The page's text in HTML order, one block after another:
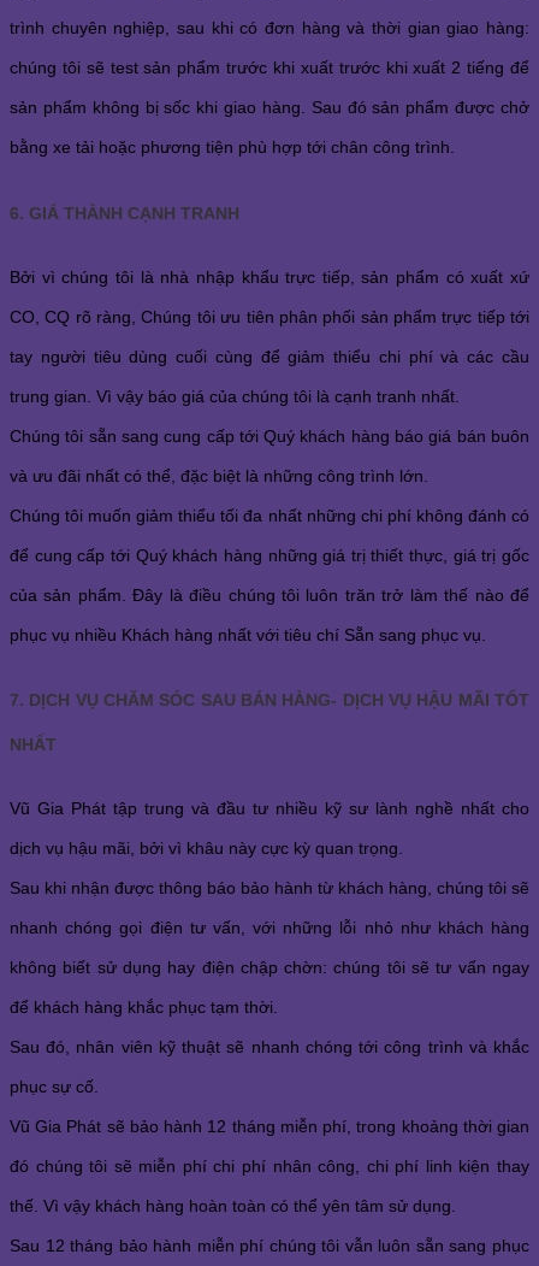
trình chuyên nghiệp, sau khi có đơn hàng và thời gian giao hàng:
chúng tôi sẽ test sản phẩm trước khi xuất trước khi xuất 2 tiếng để
sản phẩm không bị sốc khi giao hàng. Sau đó sản phẩm được chở
bằng xe tải hoặc phương tiện phù hợp tới chân công trình.
6. GIÁ THÀNH CẠNH TRANH
Bởi vì chúng tôi là nhà nhập khẩu trực tiếp, sản phẩm có xuất xứ
CO, CQ rõ ràng, Chúng tôi ưu tiên phân phối sản phẩm trực tiếp tới
tay người tiêu dùng cuối cùng để giảm thiểu chi phí và các cầu
trung gian. Vì vậy báo giá của chúng tôi là cạnh tranh nhất.
Chúng tôi sẵn sang cung cấp tới Quý khách hàng báo giá bán buôn
và ưu đãi nhất có thể, đặc biệt là những công trình lớn.
Chúng tôi muốn giảm thiểu tối đa nhất những chi phí không đánh có
để cung cấp tới Quý khách hàng những giá trị thiết thực, giá trị gốc
của sản phẩm. Đây là điều chúng tôi luôn trăn trở làm thế nào để
phục vụ nhiều Khách hàng nhất với tiêu chí Sẵn sang phục vụ.
7. DỊCH VỤ CHĂM SÓC SAU BÁN HÀNG- DỊCH VỤ HẬU MÃI TỐT
NHẤT
Vũ Gia Phát tập trung và đầu tư nhiều kỹ sư lành nghề nhất cho
dịch vụ hậu mãi, bởi vì khâu này cực kỳ quan trọng.
Sau khi nhận được thông báo bảo hành từ khách hàng, chúng tôi sẽ
nhanh chóng gọi điện tư vấn, với những lỗi nhỏ như khách hàng
không biết sử dụng hay điện chập chờn: chúng tôi sẽ tư vấn ngay
để khách hàng khắc phục tạm thời.
Sau đó, nhân viên kỹ thuật sẽ nhanh chóng tới công trình và khắc
phục sự cố.
Vũ Gia Phát sẽ bảo hành 12 tháng miễn phí, trong khoảng thời gian
đó chúng tôi sẽ miễn phí chi phí nhân công, chi phí linh kiện thay
thế. Vì vậy khách hàng hoàn toàn có thể yên tâm sử dụng.
Sau 12 tháng bảo hành miễn phí chúng tôi vẫn luôn sẵn sang phục